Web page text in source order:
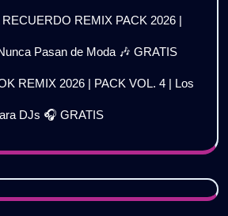
REMIX PACK 2026 |
Pasan de Moda 🎶 GRATIS
REMIX 2026 | PACK VOL. 4 | Los
DJs 🎧 GRATIS